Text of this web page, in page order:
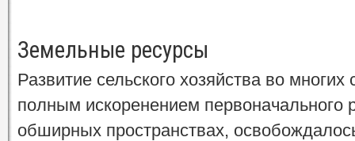
Земельные ресурсы
Развитие сельского хозяйства во
полным искоренением первоначального
обширных пространствах,